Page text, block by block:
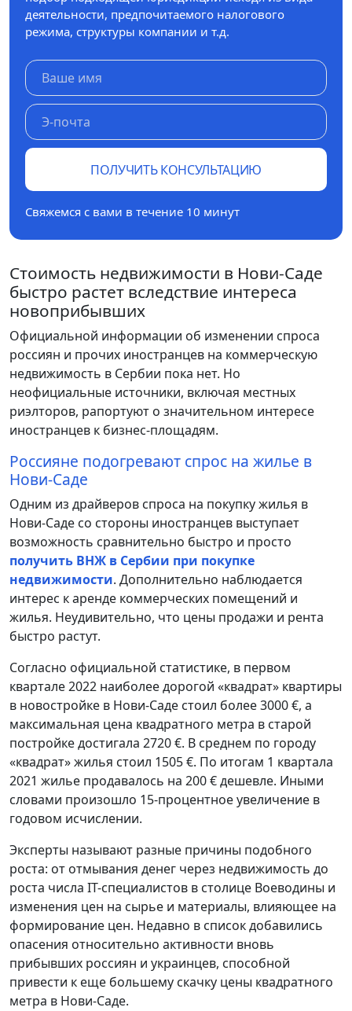
деятельности, предпочитаемого налогового
режима, структуры компании и т.д.
ПОЛУЧИТЬ КОНСУЛЬТАЦИЮ
Свяжемся с вами в течение 10 минут
Стоимость недвижимости в Нови-Саде
быстро растет вследствие интереса
новоприбывших
Официальной информации об изменении спроса
россиян и прочих иностранцев на коммерческую
недвижимость в Сербии пока нет. Но
неофициальные источники, включая местных
риэлторов, рапортуют о значительном интересе
иностранцев к бизнес-площадям.
Россияне подогревают спрос на жилье в
Нови-Саде
Одним из драйверов спроса на покупку жилья в
Нови-Саде со стороны иностранцев выступает
возможность сравнительно быстро и просто
получить ВНЖ в Сербии при покупке
недвижимости. Дополнительно наблюдается
интерес к аренде коммерческих помещений и
жилья. Неудивительно, что цены продажи и рента
быстро растут.
Согласно официальной статистике, в первом
квартале 2022 наиболее дорогой «квадрат» квартиры
в новостройке в Нови-Саде стоил более 3000 €, а
максимальная цена квадратного метра в старой
постройке достигала 2720 €. В среднем по городу
«квадрат» жилья стоил 1505 €. По итогам 1 квартала
2021 жилье продавалось на 200 € дешевле. Иными
словами произошло 15-процентное увеличение в
годовом исчислении.
Эксперты называют разные причины подобного
роста: от отмывания денег через недвижимость до
роста числа IT-специалистов в столице Воеводины и
изменения цен на сырье и материалы, влияющее на
формирование цен. Недавно в список добавились
опасения относительно активности вновь
прибывших россиян и украинцев, способной
привести к еще большему скачку цены квадратного
метра в Нови-Саде.